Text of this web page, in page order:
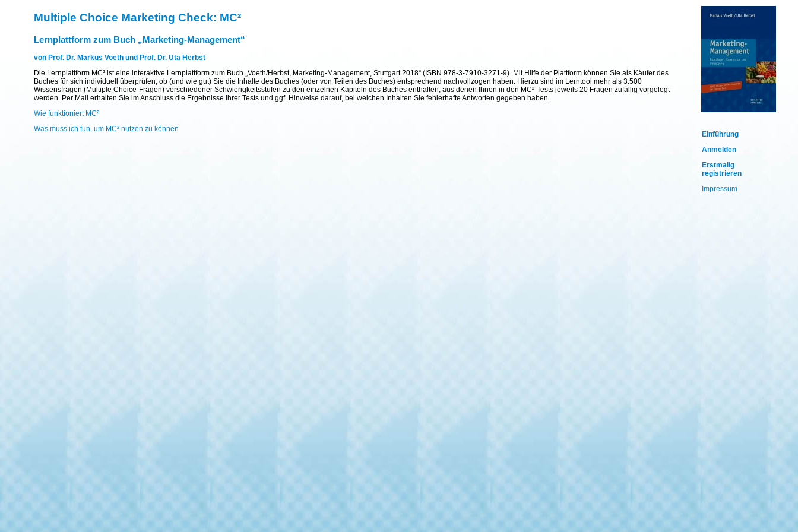
Einführung
Anmelden
Erstmalig
registrieren
Impressum
Multiple Choice Marketing Check: MC²
Lernplattform zum Buch „Marketing-Management“
von Prof. Dr. Markus Voeth und Prof. Dr. Uta Herbst
Die Lernplattform MC² ist eine interaktive Lernplattform zum Buch „Voeth/Herbst, Marketing-Management, Stuttgart 2018“ (ISBN 978-3-7910-3271-9). Mit Hilfe der Plattform können Sie als Käufer des
Buches für sich individuell überprüfen, ob (und wie gut) Sie die Inhalte des Buches (oder von Teilen des Buches) entsprechend nachvollzogen haben. Hierzu sind im Lerntool mehr als 3.500
Wissensfragen (Multiple Choice-Fragen) verschiedener Schwierigkeitsstufen zu den einzelnen Kapiteln des Buches enthalten, aus denen Ihnen in den MC²-Tests jeweils 20 Fragen zufällig vorgelegt
werden. Per Mail erhalten Sie im Anschluss die Ergebnisse Ihrer Tests und ggf. Hinweise darauf, bei welchen Inhalten Sie fehlerhafte Antworten gegeben haben.
Wie funktioniert MC²
Was muss ich tun, um MC² nutzen zu können